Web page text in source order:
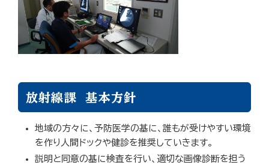
放射線課 基本方針
地域の方々に、予防医学の基に、誰もが受けやすい環境
を作り人間ドックや健診を推奨していきます。
説明と同意の基に検査を行い、適切な画像診断を担う